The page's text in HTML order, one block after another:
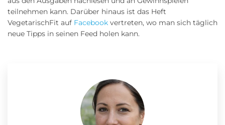
teilnehmen kann. Darüber hinaus ist das Heft
VegetarischFit auf Facebook vertreten, wo man sich täglich
neue Tipps in seinen Feed holen kann.